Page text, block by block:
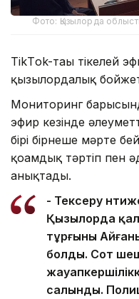
Фото: Қызылорда
TikТok-тағы тікелей
қызылордалық
Мониторинг
эфир кезінде
бірі бірнеше мәрте
қоғамдық тәртіп пен
анықтады.
- Тексеру
Қызылорда
тұрғыны
болды. Сот
салынды.